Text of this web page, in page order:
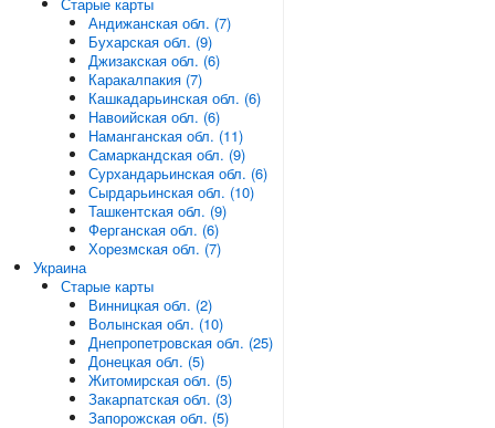
Андижанская обл. (7)
Бухарская обл. (9)
Джизакская обл. (6)
Каракалпакия (7)
Кашкадарьинская обл. (6)
Навоийская обл. (6)
Наманганская обл. (11)
Самаркандская обл. (9)
Сурхандарьинская обл. (6)
Сырдарьинская обл. (10)
Ташкентская обл. (9)
Ферганская обл. (6)
Хорезмская обл. (7)
Украина
Старые карты
Винницкая обл. (2)
Волынская обл. (10)
Днепропетровская обл. (25)
Донецкая обл. (5)
Житомирская обл. (5)
Закарпатская обл. (3)
Запорожская обл. (5)